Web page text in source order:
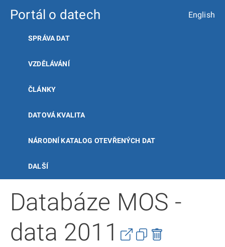
Portál o datech English
SPRÁVA DAT
VZDĚLÁVÁNÍ
ČLÁNKY
DATOVÁ KVALITA
NÁRODNÍ KATALOG OTEVŘENÝCH DAT
DALŠÍ
Databáze MOS -
data 2011